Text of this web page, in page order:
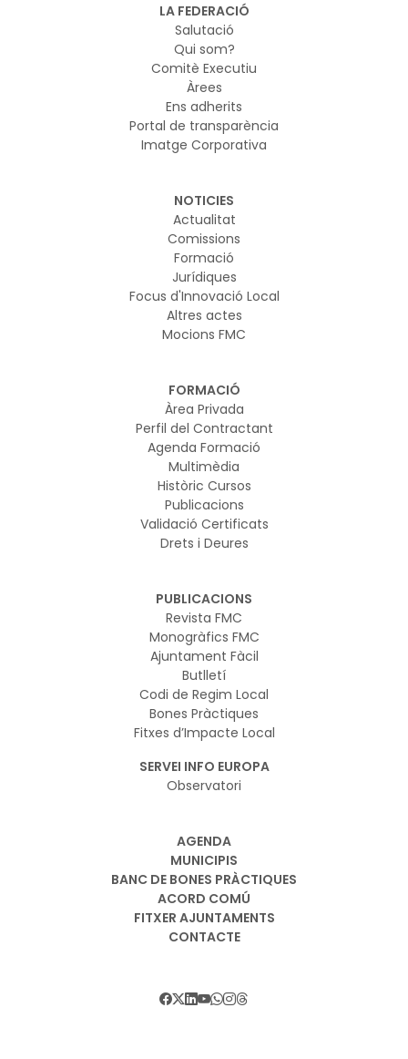
LA FEDERACIÓ
Salutació
Qui som?
Comitè Executiu
Àrees
Ens adherits
Portal de transparència
Imatge Corporativa
NOTICIES
Actualitat
Comissions
Formació
Jurídiques
Focus d'Innovació Local
Altres actes
Mocions FMC
FORMACIÓ
Àrea Privada
Perfil del Contractant
Agenda Formació
Multimèdia
Històric Cursos
Publicacions
Validació Certificats
Drets i Deures
PUBLICACIONS
Revista FMC
Monogràfics FMC
Ajuntament Fàcil
Butlletí
Codi de Regim Local
Bones Pràctiques
Fitxes d’Impacte Local
SERVEI INFO EUROPA
Observatori
AGENDA
MUNICIPIS
BANC DE BONES PRÀCTIQUES
ACORD COMÚ
FITXER AJUNTAMENTS
CONTACTE